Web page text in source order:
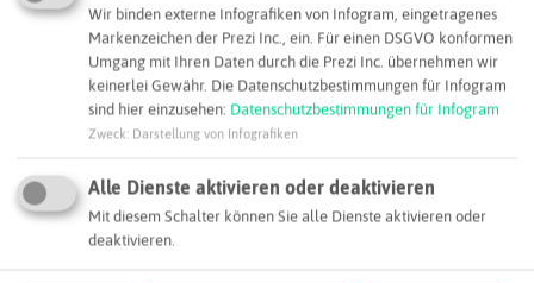
KITZ.do - Schülerlabor der s.i.d. Fördergesellschaft gGmbH
Rheinlanddamm 201
44139 Dortmund
Webseite
SCHLAGWORTE
So ordnen wir dieses Unternehmen ein
Wir binden externe Infografiken von Infogram, eingetragenes
Markenzeichen der Prezi Inc., ein. Für einen DSGVO konformen
Umgang mit Ihren Daten durch die Prezi Inc. übernehmen wir
keinerlei Gewähr. Die Datenschutzbestimmungen für Infogram
sind hier einzusehen: Datenschutzbestimmungen für Infogram
Zweck Darstellung von Infografiken
Alle Dienste aktivieren oder deaktivieren
Mit diesem Schalter können Sie alle Dienste aktivieren oder
deaktivieren.